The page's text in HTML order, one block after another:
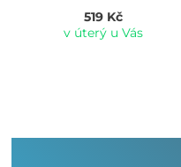
519 Kč
v úterý u Vás